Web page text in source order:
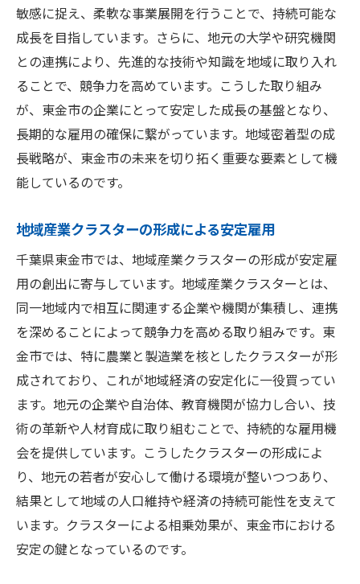
地域特性を活かした持続可能なキャリア構
築
千葉県東金市での長期的なキャリア形成の
道筋
環境に配慮した職業選択の重要性
地域資源を活用した新しいキャリアの形
地域の特性を活かした職業訓練の活用法
新産業導入で広がる千葉県東金市の安定雇用の
可能性
新産業の導入がもたらす東金市の成長
革新技術を活用した新たな雇用機会
地域経済を支える新産業の役割
千葉県東金市における産業多様化の重要性
新産業に求められるスキルセットとは
地域住民と新産業の共生を目指して
スキル向上が鍵東金市で築く安定した職業人生
スキルアップがもたらす安定した職業人生
地域の教育プログラムを活用したキャリア
アップ
新技術習得で広がる職業の選択肢
敏感に捉え、柔軟な事業展開を行うことで、持続可能な
成長を目指しています。さらに、地元の大学や研究機関
との連携により、先進的な技術や知識を地域に取り入れ
ることで、競争力を高めています。こうした取り組み
が、東金市の企業にとって安定した成長の基盤となり、
長期的な雇用の確保に繋がっています。地域密着型の成
長戦略が、東金市の未来を切り拓く重要な要素として機
能しているのです。
地域産業クラスターの形成による安定雇用
千葉県東金市では、地域産業クラスターの形成が安定雇
用の創出に寄与しています。地域産業クラスターとは、
同一地域内で相互に関連する企業や機関が集積し、連携
を深めることによって競争力を高める取り組みです。東
金市では、特に農業と製造業を核としたクラスターが形
成されており、これが地域経済の安定化に一役買ってい
ます。地元の企業や自治体、教育機関が協力し合い、技
術の革新や人材育成に取り組むことで、持続的な雇用機
会を提供しています。こうしたクラスターの形成によ
り、地元の若者が安心して働ける環境が整いつつあり、
結果として地域の人口維持や経済の持続可能性を支えて
います。クラスターによる相乗効果が、東金市における
安定の鍵となっているのです。